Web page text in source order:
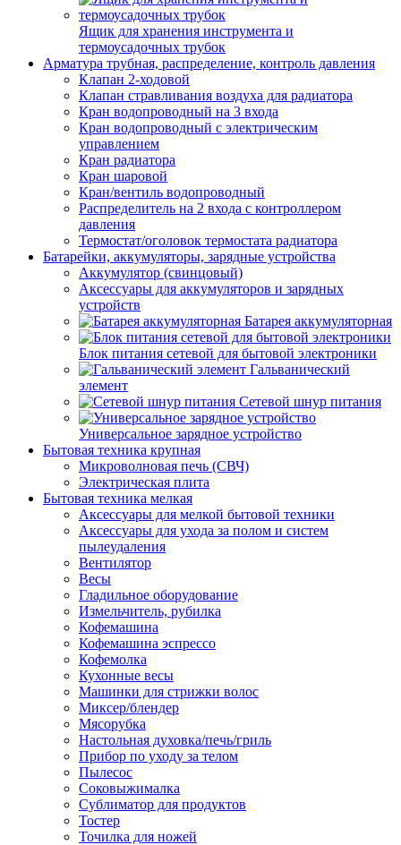
Ящик для хранения инструмента и
термоусадочных трубок
Арматура трубная, распределение, контроль давления
Клапан 2-ходовой
Клапан стравливания воздуха для радиатора
Кран водопроводный на 3 входа
Кран водопроводный с электрическим
управлением
Кран радиатора
Кран шаровой
Кран/вентиль водопроводный
Распределитель на 2 входа с контроллером
давления
Термостат/оголовок термостата радиатора
Батарейки, аккумуляторы, зарядные устройства
Аккумулятор (свинцовый)
Аксессуары для аккумуляторов и зарядных
устройств
Батарея аккумуляторная
Блок питания сетевой для бытовой электроники
Гальванический
элемент
Сетевой шнур питания
Универсальное зарядное устройство
Бытовая техника крупная
Микроволновая печь (СВЧ)
Электрическая плита
Бытовая техника мелкая
Аксессуары для мелкой бытовой техники
Аксессуары для ухода за полом и систем
пылеудаления
Вентилятор
Весы
Гладильное оборудование
Измельчитель, рубилка
Кофемашина
Кофемашина эспрессо
Кофемолка
Кухонные весы
Машинки для стрижки волос
Миксер/блендер
Мясорубка
Настольная духовка/печь/гриль
Прибор по уходу за телом
Пылесос
Соковыжималка
Сублиматор для продуктов
Тостер
Точилка для ножей